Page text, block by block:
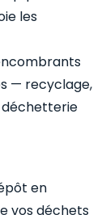
les
— recyclage,
déchetterie
en
vos déchets